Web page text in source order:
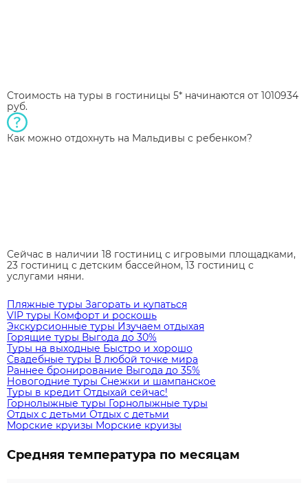
Стоимость на туры в гостиницы 5* начинаются от 1010934
руб.
Как можно отдохнуть на Мальдивы с ребенком?
Сейчас в наличии 18 гостиниц с игровыми площадками,
23 гостиниц с детским бассейном, 13 гостиниц с
услугами няни.
Пляжные туры Загорать и купаться
VIP туры Комфорт и роскошь
Экскурсионные туры Изучаем отдыхая
Горящие туры Выгода до 30%
Туры на выходные Быстро и хорошо
Свадебные туры В любой точке мира
Раннее бронирование Выгода до 35%
Новогодние туры Снежки и шампанское
Туры в кредит Отдыхай сейчас!
Горнолыжные туры Горнолыжные туры
Отдых с детьми Отдых с детьми
Морские круизы Морские круизы
Средняя температура по месяцам